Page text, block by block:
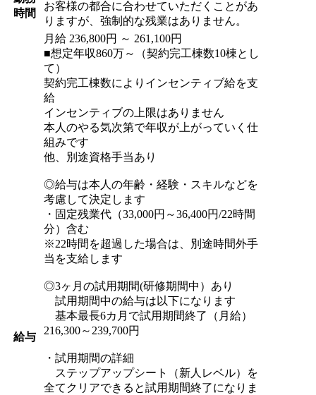
時間
お客様の都合に合わせていただくことがあ
りますが、強制的な残業はありません。
給与
月給 236,800円 ～ 261,100円
■想定年収860万～（契約完工棟数10棟とし
て）
契約完工棟数によりインセンティブ給を支
給
インセンティブの上限はありません
本人のやる気次第で年収が上がっていく仕
組みです
他、別途資格手当あり
◎給与は本人の年齢・経験・スキルなどを
考慮して決定します
・固定残業代（33,000円～36,400円/22時間
分）含む
※22時間を超過した場合は、別途時間外手
当を支給します
◎3ヶ月の試用期間(研修期間中）あり
試用期間中の給与は以下になります
基本最長6カ月で試用期間終了（月給）
216,300～239,700円
・試用期間の詳細
ステップアップシート（新人レベル）を
全てクリアできると試用期間終了になりま